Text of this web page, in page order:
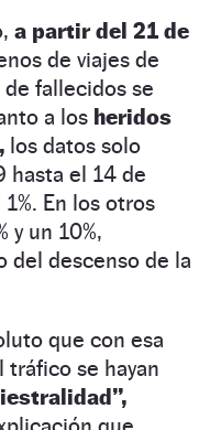
a partir del 21 de
de viajes de
fallecidos se
a los heridos
los datos solo
hasta el 14 de
En los otros
y un 10%,
del descenso de la
que con esa
se hayan